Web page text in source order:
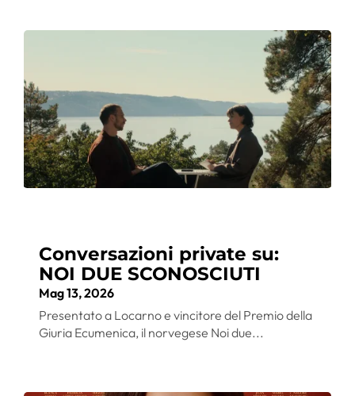
Conversazioni private su:
NOI DUE SCONOSCIUTI
Mag 13, 2026
Presentato a Locarno e vincitore del Premio della
Giuria Ecumenica, il norvegese Noi due...